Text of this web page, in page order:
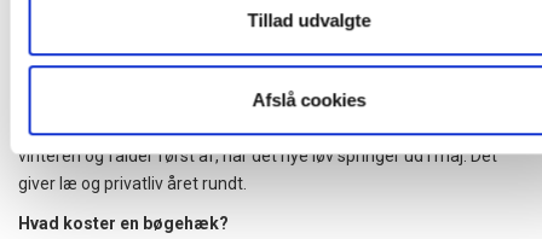
Tillad udvalgte
Afslå cookies
Vi anbefaler 4–5 bøgehækplanter pr. meter for at sikre en tæt og
ensartet hæk.
Hvorfor beholder bøgehækken bladene om vinteren?
Bøg ervintergrøn– de brune blade bliver siddende gennem
vinteren og falder først af, når det nye løv springer ud i maj. Det
giver læ og privatliv året rundt.
Hvad koster en bøgehæk?